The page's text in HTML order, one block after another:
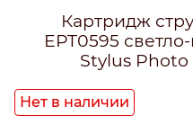
Картридж
EPT0595
Stylus Photo
Нет в наличии